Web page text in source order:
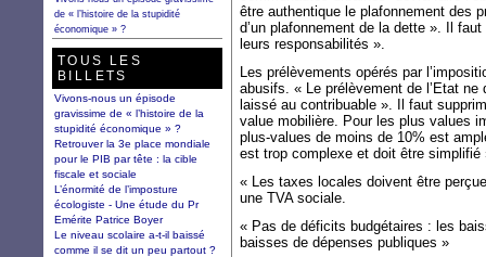
être authentique le plafonnement des
d’un plafonnement de la dette ». Il
leurs responsabilités ».
Les prélèvements opérés par
abusifs. « Le prélèvement de l’Etat
laissé au contribuable ». Il faut
value mobilière. Pour les plus values
plus-values de moins de 10% est
est trop complexe et doit être
« Les taxes locales doivent être
une TVA sociale.
« Pas de déficits budgétaires : les
baisses de dépenses publiques »
de « l’histoire de la stupidité
économique » ?
TOUS LES
BILLETS
Vivons-nous un épisode
gravissime de « l’histoire de la
stupidité économique » ?
Retrouver la 3e place mondiale
pour le PIB par tête : la cible
fiscale et sociale
L’énormité de l’imposture
écologiste - Une étude du Pr
Emérite Patrice Boyer
Le niveau scolaire a-t-il baissé
comme il se dit un peu partout ?